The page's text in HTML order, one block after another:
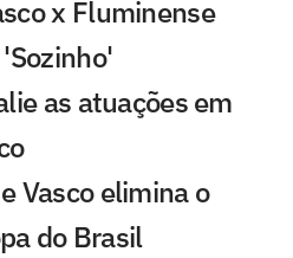
x Fluminense
as atuações em
Vasco elimina o
do Brasil